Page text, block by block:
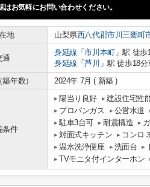
はお気軽にお問い合わせください。
地 山梨県西八代郡市川三郷町
通
身延線 「市川本町」駅 徒歩
身延線 「芦川 」駅 徒歩18
年数）
2024年 7月 ( 新築 )
条件
陽当り良好 建設住宅性
プロパンガス
公営水道
駐車3台可
耐震構造
対面式キッチン
コンロ
温水洗浄便座
洗面台
TVモニタ付インターホン